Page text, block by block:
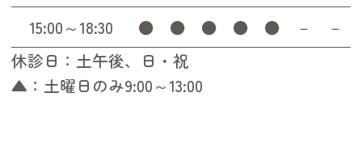
15:00～18:30
● ● ● ● ● －
－
休診日：土午後、日・祝
▲：土曜日のみ9:00～13:00